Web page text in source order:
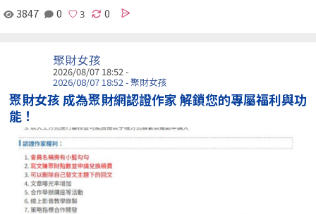
3847 0 0
聚財女孩
2026/08/07 18:52 -
2026/08/07 18:52 - 聚財女孩
聚財女孩 成為聚財網認證作家 解鎖您的專屬福利與功
能！